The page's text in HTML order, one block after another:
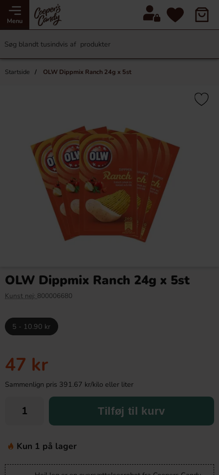
Menu
Startside OLW Dippmix Ranch 24g x 5st
OLW Dippmix Ranch 24g x 5st
Kunst nej: 800006680
5 - 10.90 kr
47 kr
Sammenlign pris 391.67 kr/kilo eller liter
Tilføj til kurv
Kun 1 på lager